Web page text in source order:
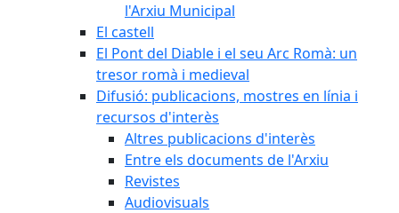
l'Arxiu Municipal
El castell
El Pont del Diable i el seu Arc Romà: un
tresor romà i medieval
Difusió: publicacions, mostres en línia i
recursos d'interès
Altres publicacions d'interès
Entre els documents de l'Arxiu
Revistes
Audiovisuals